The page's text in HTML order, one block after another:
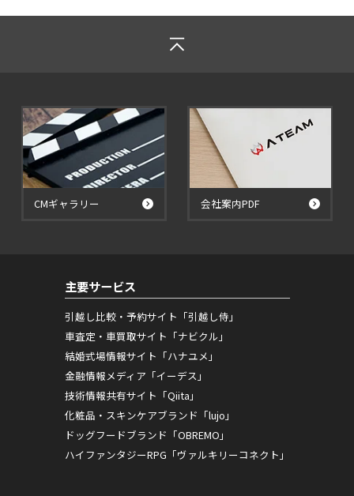
CMギャラリー 会社案内PDF
主要サービス
引越し比較・予約サイト「引越し侍」
車査定・車買取サイト「ナビクル」
結婚式場情報サイト「ハナユメ」
金融情報メディア「イーデス」
技術情報共有サイト「Qiita」
化粧品・スキンケアブランド「lujo」
ドッグフードブランド「OBREMO」
ハイファンタジーRPG「ヴァルキリーコネクト」